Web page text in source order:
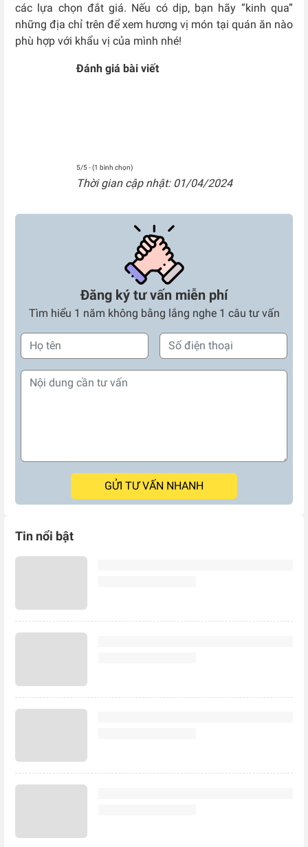
các lựa chọn đắt giá. Nếu có dịp, bạn hãy “kinh qua”
những địa chỉ trên để xem hương vị món tại quán ăn nào
phù hợp với khẩu vị của mình nhé!
Đánh giá bài viết
5/5 - (1 bình chọn)
Thời gian cập nhật: 01/04/2024
Đăng ký tư vấn miễn phí
Tìm hiểu 1 năm không bằng lắng nghe 1 câu tư vấn
GỬI TƯ VẤN NHANH
Tin nổi bật